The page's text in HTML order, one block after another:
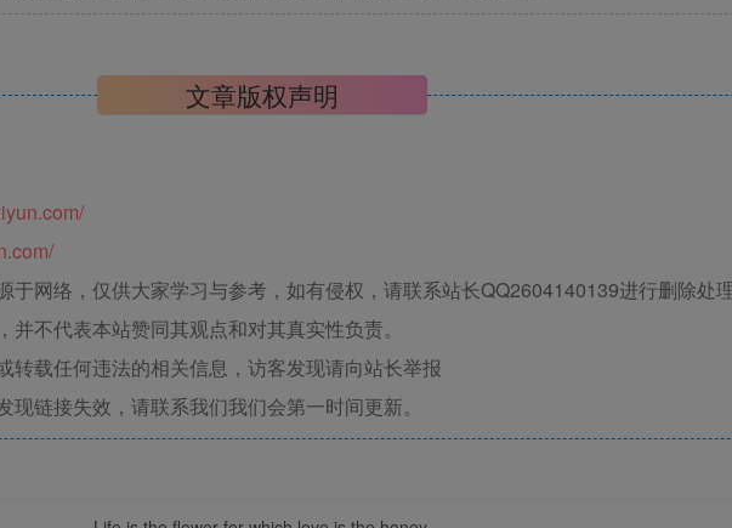
文章版权声明
于网络，仅供大家学习与参考，如有侵权，请联系站长QQ2604140139进行删除处
不代表本站赞同其观点和对其真实性负责。
转载任何违法的相关信息，访客发现请向站长举报
链接失效，请联系我们我们会第一时间更新。